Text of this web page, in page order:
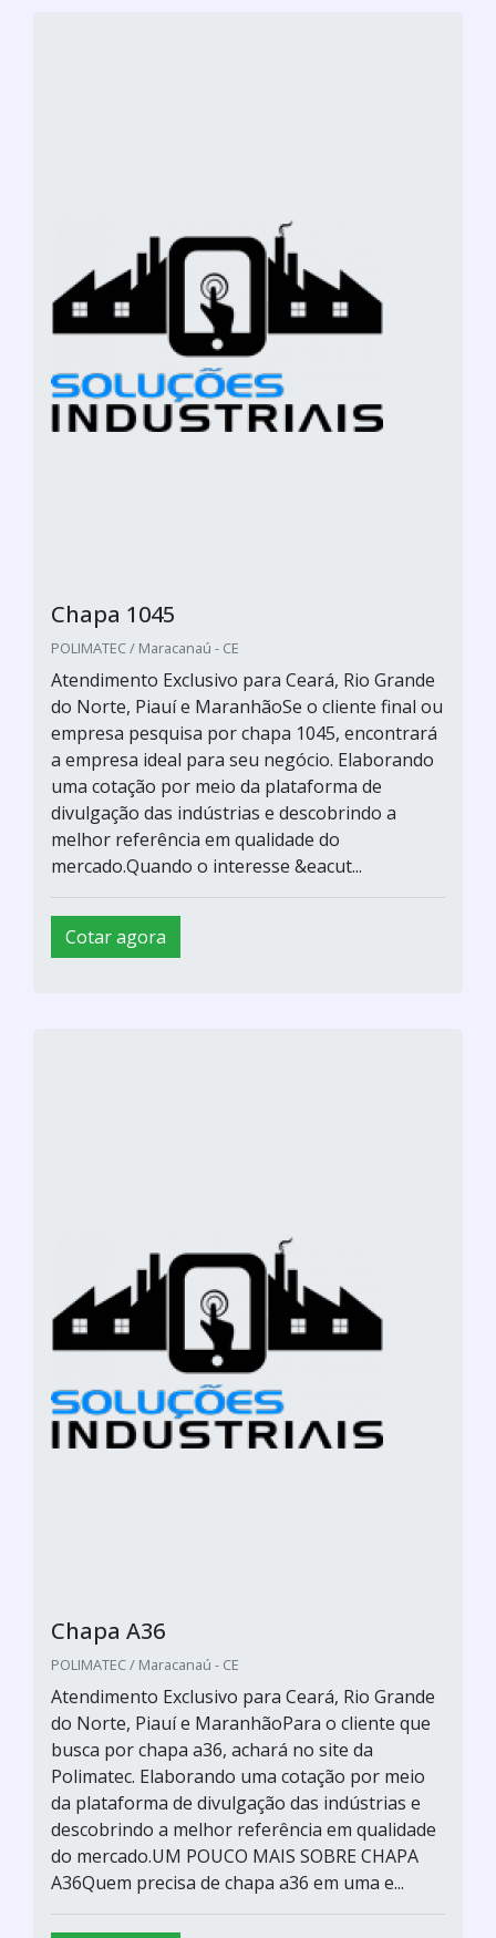
Chapa 1045
POLIMATEC / Maracanaú - CE
Atendimento Exclusivo para Ceará, Rio Grande
do Norte, Piauí e MaranhãoSe o cliente final ou
empresa pesquisa por chapa 1045, encontrará
a empresa ideal para seu negócio. Elaborando
uma cotação por meio da plataforma de
divulgação das indústrias e descobrindo a
melhor referência em qualidade do
mercado.Quando o interesse &eacut...
Cotar agora
Chapa A36
POLIMATEC / Maracanaú - CE
Atendimento Exclusivo para Ceará, Rio Grande
do Norte, Piauí e MaranhãoPara o cliente que
busca por chapa a36, achará no site da
Polimatec. Elaborando uma cotação por meio
da plataforma de divulgação das indústrias e
descobrindo a melhor referência em qualidade
do mercado.UM POUCO MAIS SOBRE CHAPA
A36Quem precisa de chapa a36 em uma e...